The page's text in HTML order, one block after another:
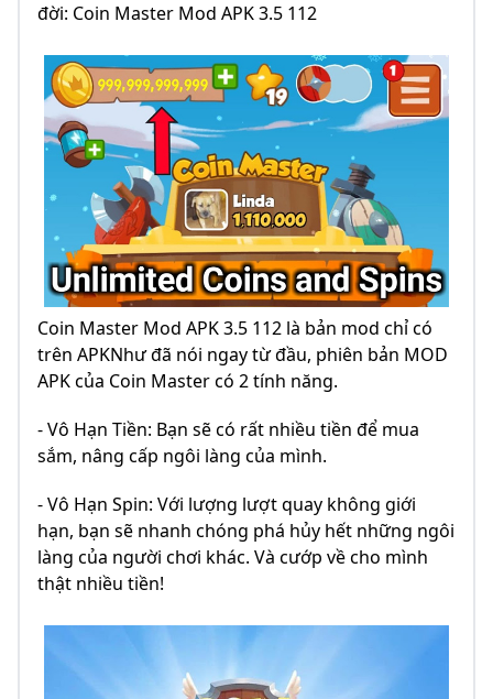
đời: Coin Master Mod APK 3.5 112
Coin Master Mod APK 3.5 112 là bản mod chỉ có
trên APKNhư đã nói ngay từ đầu, phiên bản MOD
APK của Coin Master có 2 tính năng.
- Vô Hạn Tiền: Bạn sẽ có rất nhiều tiền để mua
sắm, nâng cấp ngôi làng của mình.
- Vô Hạn Spin: Với lượng lượt quay không giới
hạn, bạn sẽ nhanh chóng phá hủy hết những ngôi
làng của người chơi khác. Và cướp về cho mình
thật nhiều tiền!